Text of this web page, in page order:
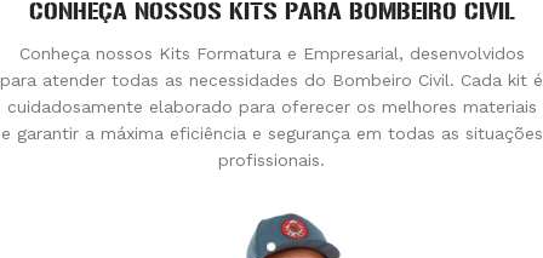
CONHEÇA NOSSOS KITS PARA BOMBEIRO CIVIL
Conheça nossos Kits Formatura e Empresarial, desenvolvidos
para atender todas as necessidades do Bombeiro Civil. Cada kit é
cuidadosamente elaborado para oferecer os melhores materiais
e garantir a máxima eficiência e segurança em todas as situações
profissionais.